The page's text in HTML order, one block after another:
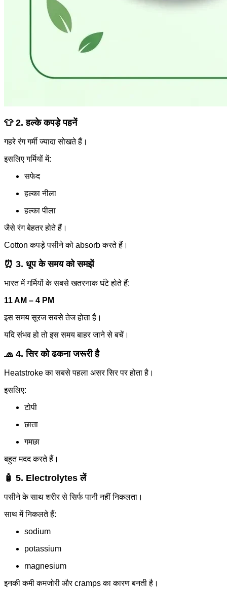
👕 2. हल्के कपड़े पहनें
गहरे रंग गर्मी ज्यादा सोखते हैं।
इसलिए गर्मियों में:
सफेद
हल्का नीला
हल्का पीला
जैसे रंग बेहतर होते हैं।
Cotton कपड़े पसीने को absorb करते हैं।
⏰ 3. धूप के समय को समझें
भारत में गर्मियों के सबसे खतरनाक घंटे होते हैं:
11 AM – 4 PM
इस समय सूरज सबसे तेज होता है।
यदि संभव हो तो इस समय बाहर जाने से बचें।
🧢 4. सिर को ढकना जरूरी है
Heatstroke का सबसे पहला असर सिर पर होता है।
इसलिए:
टोपी
छाता
गमछा
बहुत मदद करते हैं।
🧴 5. Electrolytes लें
पसीने के साथ शरीर से सिर्फ पानी नहीं निकलता।
साथ में निकलते हैं:
sodium
potassium
magnesium
इनकी कमी कमजोरी और cramps का कारण बनती है।